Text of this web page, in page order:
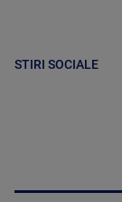
STIRI SOCIALE